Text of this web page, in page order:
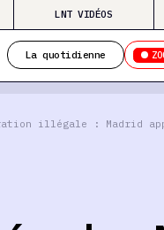
LNT VIDÉOS
La quotidienne
illégale : Madrid